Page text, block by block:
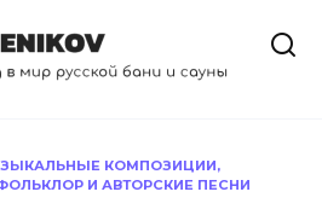
КОМПОЗИЦИИ,
И АВТОРСКИЕ ПЕСНИ